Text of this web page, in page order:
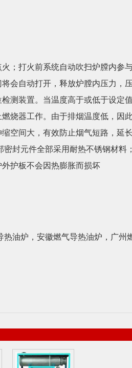
；打火前系统自动吹扫炉膛内参
会自动打开，释放炉膛内压力，
测装置。当温度高于或低于设定
烧器工作。由于排烟温度低，因
空间大，有效防止烟气短路，延
封元件全部采用耐热不锈钢材
护板不会因热膨胀而损坏
热油炉 ， 安徽燃气导热油炉 ， 广州